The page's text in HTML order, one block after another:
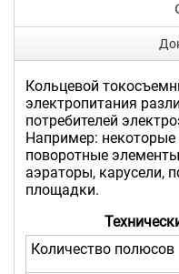
Кольцевой
электропитания
потребителей
Например: некоторые
поворотные
аэраторы, карусели,
площадки.
Количество полюсов